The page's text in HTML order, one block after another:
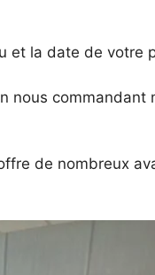
et la date de votre
commandant
de nombreux